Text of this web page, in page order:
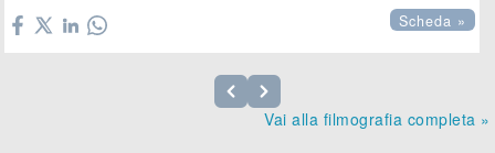
Scheda »
Vai alla filmografia completa »